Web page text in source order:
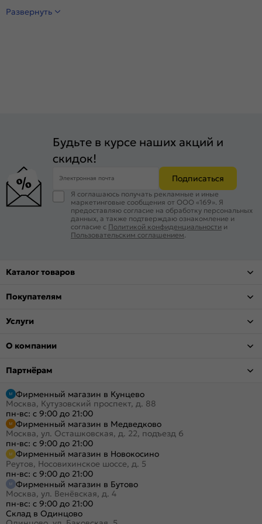
Развернуть
Будьте в курсе наших акций и
скидок!
Электронная почта Подписаться
Я соглашаюсь получать рекламные и иные
маркетинговые сообщения от ООО «169». Я
предоставляю согласие на обработку персональных
данных, а также подтверждаю ознакомление и
согласие с Политикой конфиденциальности и
Пользовательским соглашением.
Каталог товаров
Покупателям
Услуги
О компании
Партнёрам
Фирменный магазин в Кунцево
Москва, Кутузовский проспект, д. 88
пн-вс: с 9:00 до 21:00
Фирменный магазин в Медведково
Москва, ул. Осташковская, д. 22, подъезд 6
пн-вс: с 9:00 до 21:00
Фирменный магазин в Новокосино
Реутов, Носовихинское шоссе, д. 5
пн-вс: с 9:00 до 21:00
Фирменный магазин в Бутово
Москва, ул. Венёвская, д. 4
пн-вс: с 9:00 до 21:00
Склад в Одинцово